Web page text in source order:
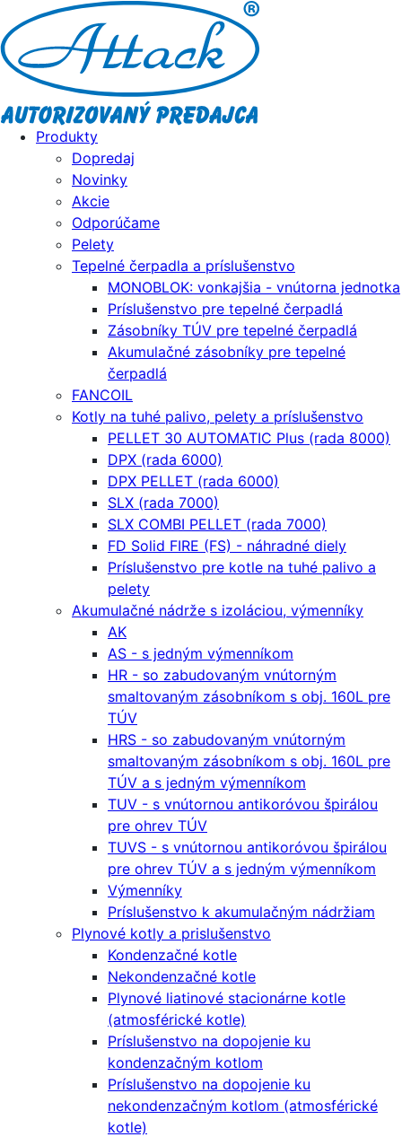
Produkty
Dopredaj
Novinky
Akcie
Odporúčame
Pelety
Tepelné čerpadla a príslušenstvo
MONOBLOK: vonkajšia - vnútorna jednotka
Príslušenstvo pre tepelné čerpadlá
Zásobníky TÚV pre tepelné čerpadlá
Akumulačné zásobníky pre tepelné
čerpadlá
FANCOIL
Kotly na tuhé palivo, pelety a príslušenstvo
PELLET 30 AUTOMATIC Plus (rada 8000)
DPX (rada 6000)
DPX PELLET (rada 6000)
SLX (rada 7000)
SLX COMBI PELLET (rada 7000)
FD Solid FIRE (FS) - náhradné diely
Príslušenstvo pre kotle na tuhé palivo a
pelety
Akumulačné nádrže s izoláciou, výmenníky
AK
AS - s jedným výmenníkom
HR - so zabudovaným vnútorným
smaltovaným zásobníkom s obj. 160L pre
TÚV
HRS - so zabudovaným vnútorným
smaltovaným zásobníkom s obj. 160L pre
TÚV a s jedným výmenníkom
TUV - s vnútornou antikoróvou špirálou
pre ohrev TÚV
TUVS - s vnútornou antikoróvou špirálou
pre ohrev TÚV a s jedným výmenníkom
Výmenníky
Príslušenstvo k akumulačným nádržiam
Plynové kotly a prislušenstvo
Kondenzačné kotle
Nekondenzačné kotle
Plynové liatinové stacionárne kotle
(atmosférické kotle)
Príslušenstvo na dopojenie ku
kondenzačným kotlom
Príslušenstvo na dopojenie ku
nekondenzačným kotlom (atmosférické
kotle)